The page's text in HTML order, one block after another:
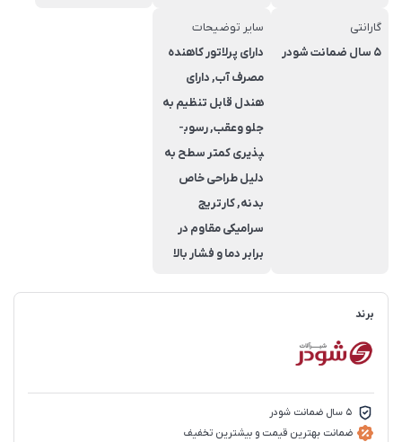
گارانتی
5 سال ضمانت شودر
سایر توضیحات
دارای پرلاتور کاهنده
مصرف آب, دارای
هندل قابل تنظیم به
جلو وعقب, رسوب­
پذیری کم­تر سطح به
دلیل طراحی خاص
بدنه, کارتریج
سرامیکی مقاوم در
برابر دما و فشار بالا
برند
5 سال ضمانت شودر
ضمانت بهترین قیمت و بیشترین تخفیف